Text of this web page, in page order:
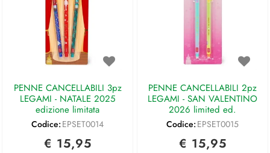
PENNE CANCELLABILI 3pz
LEGAMI - NATALE 2025
edizione limitata
Codice: EPSET0014
€ 15,95
PENNE CANCELLABILI 2pz
LEGAMI - SAN VALENTINO
2026 limited ed.
Codice: EPSET0015
€ 15,95